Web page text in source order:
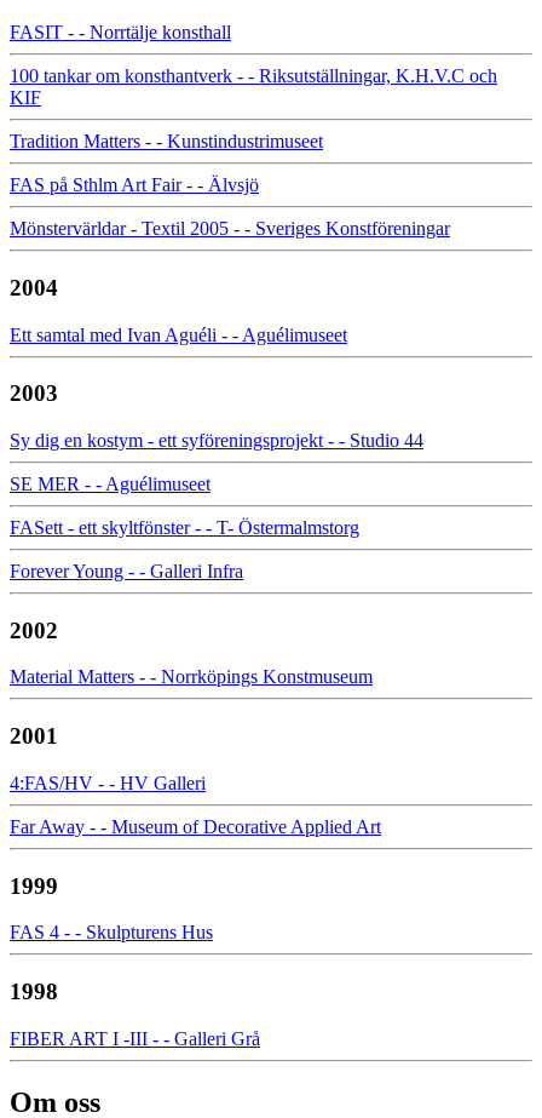
FASIT - - Norrtälje konsthall
100 tankar om konsthantverk - - Riksutställningar, K.H.V.C och
KIF
Tradition Matters - - Kunstindustrimuseet
FAS på Sthlm Art Fair - - Älvsjö
Mönstervärldar - Textil 2005 - - Sveriges Konstföreningar
2004
Ett samtal med Ivan Aguéli - - Aguélimuseet
2003
Sy dig en kostym - ett syföreningsprojekt - - Studio 44
SE MER - - Aguélimuseet
FASett - ett skyltfönster - - T- Östermalmstorg
Forever Young - - Galleri Infra
2002
Material Matters - - Norrköpings Konstmuseum
2001
4:FAS/HV - - HV Galleri
Far Away - - Museum of Decorative Applied Art
1999
FAS 4 - - Skulpturens Hus
1998
FIBER ART I -III - - Galleri Grå
Om oss